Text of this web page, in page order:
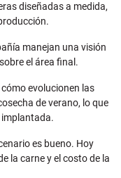
diseñadas a medida,
manejan una visión
el área final.
evolucionen las
de verano, lo que
implantada.
es bueno. Hoy
la carne y el costo de la